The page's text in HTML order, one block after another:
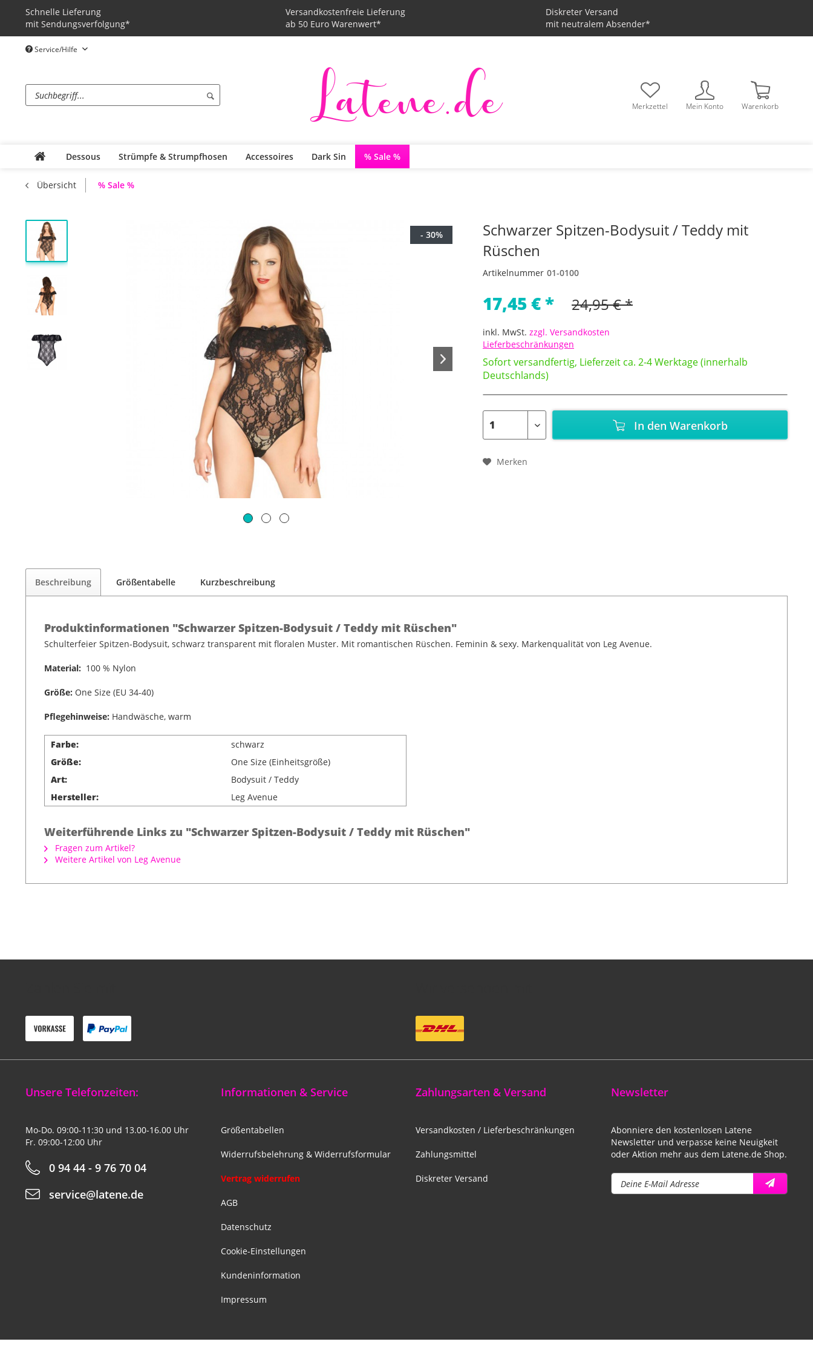
Schnelle Lieferung
mit Sendungsverfolgung*
Versandkostenfreie Lieferung
ab 50 Euro Warenwert*
Diskreter Versand
mit neutralem Absender*
Service/Hilfe
Merkzettel Mein Konto Warenkorb
Dessous Strümpfe & Strumpfhosen Accessoires Dark Sin % Sale %
Übersicht % Sale %
- 30%
Schwarzer Spitzen-Bodysuit / Teddy mit
Rüschen
Artikelnummer 01-0100
17,45 € * 24,95 € *
inkl. MwSt. zzgl. Versandkosten
Lieferbeschränkungen
Sofort versandfertig, Lieferzeit ca. 2-4 Werktage (innerhalb
Deutschlands)
In den Warenkorb
Merken
Beschreibung Größentabelle Kurzbeschreibung
Produktinformationen "Schwarzer Spitzen-Bodysuit / Teddy mit Rüschen"
Schulterfeier Spitzen-Bodysuit, schwarz transparent mit floralen Muster. Mit romantischen Rüschen. Feminin & sexy. Markenqualität von Leg Avenue.
Material: 100 % Nylon
Größe: One Size (EU 34-40)
Pflegehinweise: Handwäsche, warm
Farbe:
schwarz
Größe:
One Size (Einheitsgröße)
Art:
Bodysuit / Teddy
Hersteller:
Leg Avenue
Weiterführende Links zu "Schwarzer Spitzen-Bodysuit / Teddy mit Rüschen"
Fragen zum Artikel?
Weitere Artikel von Leg Avenue
Unsere Telefonzeiten:
Mo-Do. 09:00-11:30 und 13.00-16.00 Uhr
Fr. 09:00-12:00 Uhr
0 94 44 - 9 76 70 04
service@latene.de
Informationen & Service
Größentabellen
Widerrufsbelehrung & Widerrufsformular
Vertrag widerrufen
AGB
Datenschutz
Cookie-Einstellungen
Kundeninformation
Impressum
Zahlungsarten & Versand
Versandkosten / Lieferbeschränkungen
Zahlungsmittel
Diskreter Versand
Newsletter
Abonniere den kostenlosen Latene
Newsletter und verpasse keine Neuigkeit
oder Aktion mehr aus dem Latene.de Shop.